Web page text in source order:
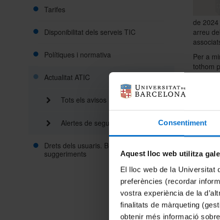
Consentiment
Aquest lloc web utilitza
El lloc web de la Universitat
preferències (recordar
vostra experiència de la
finalitats de màrqueting
obtenir més informació
Tarifes
Disponibilitat dels serveis TIC
Polítiques i normativa
Actualitat ATIC
Tots els avisos
Alertes de seguretat
Drets dels usuaris. Bústia de queixes i
suggeriments
de
arreu
Per a
tothom
La
adoptar
es
Amb
correu.
-
-